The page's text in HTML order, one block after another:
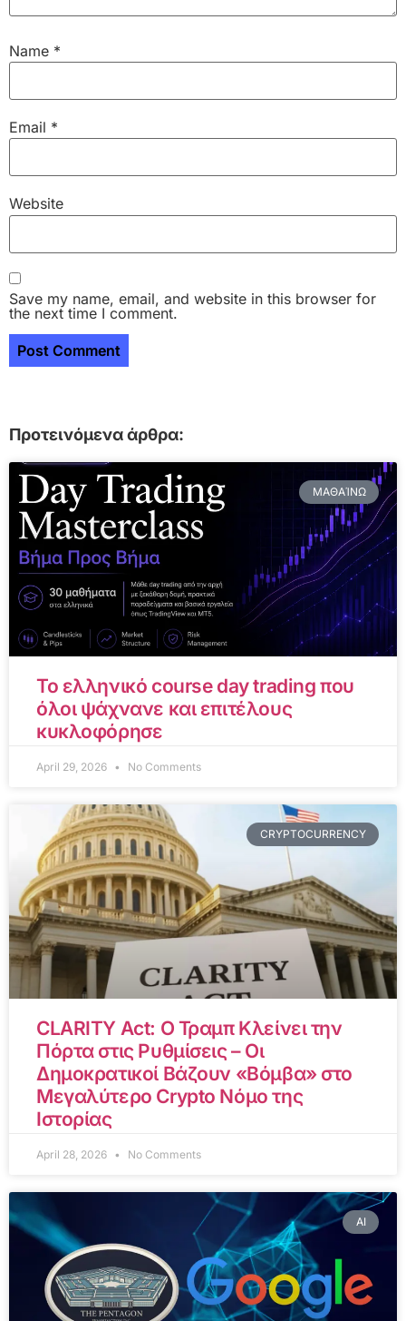
Name *
Email *
Website
Save my name, email, and website in this browser for
the next time I comment.
Προτεινόμενα άρθρα:
ΜΑΘΑΊΝΩ
Το ελληνικό course day trading που
όλοι ψάχνανε και επιτέλους
κυκλοφόρησε
April 29, 2026 No Comments
CRYPTOCURRENCY
CLARITY Act: Ο Τραμπ Κλείνει την
Πόρτα στις Ρυθμίσεις – Οι
Δημοκρατικοί Βάζουν «Βόμβα» στο
Μεγαλύτερο Crypto Νόμο της
Ιστορίας
April 28, 2026 No Comments
AI